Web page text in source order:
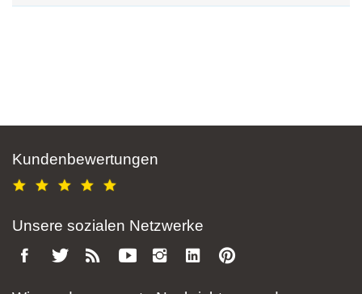
Kundenbewertungen
Unsere sozialen Netzwerke